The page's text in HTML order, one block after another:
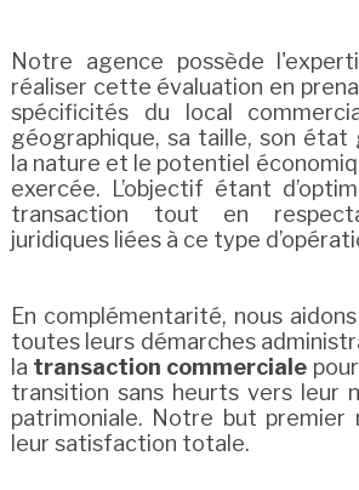
Notre agence possède
réaliser cette évaluation en
spécificités du local
géographique, sa taille, son état
la nature et le potentiel
exercée. L’objectif étant
transaction tout en
juridiques liées à ce type
En complémentarité, nous
toutes leurs démarches
la transaction commerciale
transition sans heurts vers leur
patrimoniale. Notre but
leur satisfaction totale.